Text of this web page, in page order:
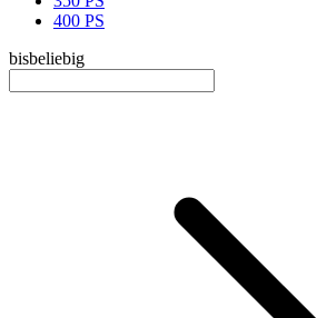
400 PS
bisbeliebig